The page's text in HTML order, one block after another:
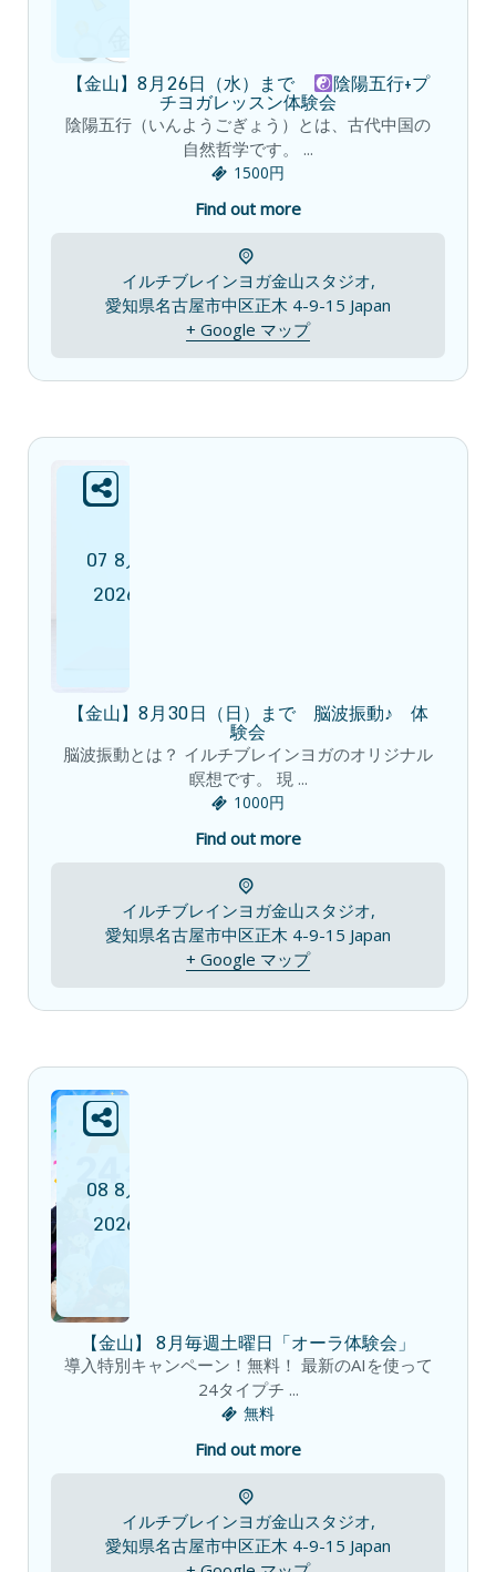
【金山】8月26日（水）まで 陰陽五行+プ
チヨガレッスン体験会
陰陽五行（いんようごぎょう）とは、古代中国の
自然哲学です。 ...
1500円
Find out more
イルチブレインヨガ金山スタジオ,
愛知県名古屋市中区正木 4-9-15 Japan
+ Google マップ
07 8月
2026
【金山】8月30日（日）まで 脳波振動♪ 体
験会
脳波振動とは？ イルチブレインヨガのオリジナル
瞑想です。 現 ...
1000円
Find out more
イルチブレインヨガ金山スタジオ,
愛知県名古屋市中区正木 4-9-15 Japan
+ Google マップ
08 8月
2026
【金山】 8月毎週土曜日「オーラ体験会」
導入特別キャンペーン！無料！ 最新のAIを使って
24タイプチ ...
無料
Find out more
イルチブレインヨガ金山スタジオ,
愛知県名古屋市中区正木 4-9-15 Japan